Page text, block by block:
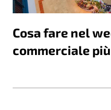
Cosa fare nel
commerciale